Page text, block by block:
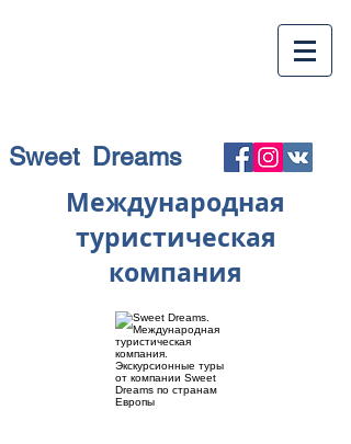
Sweet Dreams
Международная
туристическая
компания